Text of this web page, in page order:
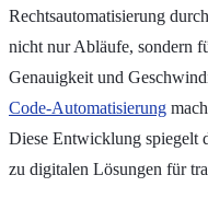
Rechtsautomatisierung
nicht nur Abläufe, sondern
Genauigkeit und
Code-Automatisierung
Diese Entwicklung spiegelt
zu digitalen Lösungen für